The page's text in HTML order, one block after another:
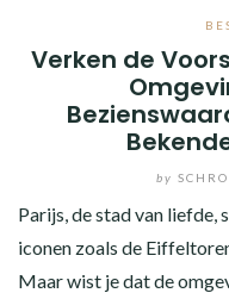
Verken de
by
Parijs, de stad van
iconen zoals de
Maar wist je dat de